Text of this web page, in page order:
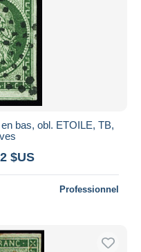
bas, obl. ETOILE, TB,
$US
Professionnel